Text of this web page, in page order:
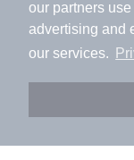
our partners
advertising and
our services.
アプリに切
会員登録な
古賀駅より徒歩51分